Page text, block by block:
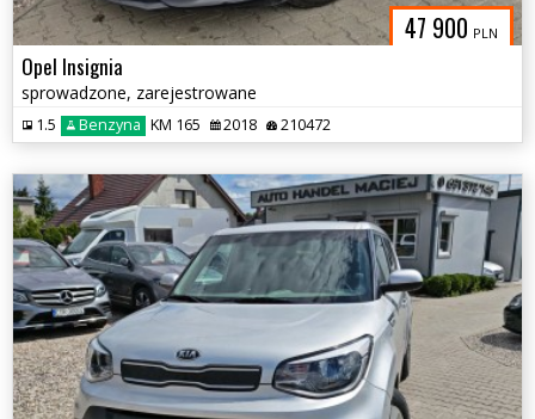
47 900 PLN
Opel Insignia
sprowadzone, zarejestrowane
1.5 Benzyna KM 165 2018 210472